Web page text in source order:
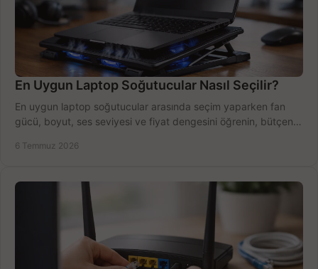
En Uygun Laptop Soğutucular Nasıl Seçilir?
En uygun laptop soğutucular arasında seçim yaparken fan
gücü, boyut, ses seviyesi ve fiyat dengesini öğrenin, bütçenizi
6 Temmuz 2026